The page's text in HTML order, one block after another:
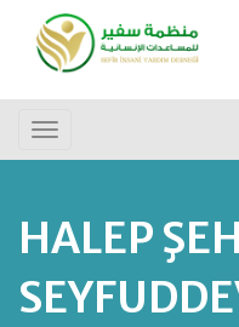
HALEP
Kurban